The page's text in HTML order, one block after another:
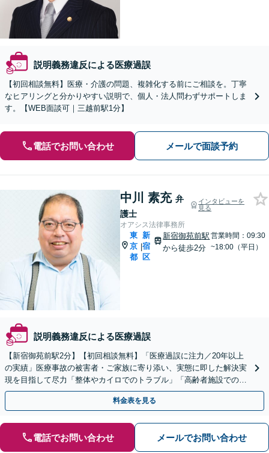
説明義務違反による医療過誤
【初回相談無料】医療・介護の問題、複雑化する前にご相談を。丁寧
なヒアリングと分かりやすい説明で、個人・法人問わずサポートしま
す。【WEB面談可｜三越前駅1分】
電話でお問い合わせ メールで面談予約
中川 素充 弁
護士
インタビューを
見る
オアシス法律事務所
東
京
都
|
新
宿
区
新宿御苑前駅
から徒歩2分
営業時間：09:30
~18:00（平日）
説明義務違反による医療過誤
【新宿御苑前駅2分】【初回相談無料】「医療過誤に注力／20年以上
の実績」医療事故の被害者・ご家族に寄り添い、実態に即した解決実
現を目指して尽力「整体やカイロでのトラブル」「高齢者施設での転
倒事故など介護トラブル」にも対応【休日・夜間相談可】
料金表を見る
電話でお問い合わせ メールでお問い合わせ